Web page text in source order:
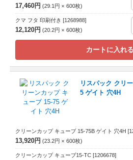
17,460円 29.1円 600枚
クマ フタ 印刷付き [1268988]
12,120円 20.2円 600枚
カートに入れる
リスパック クリ
5 ゲイト 穴4H
クリーンカップ キューブ 15-75B ゲイト 穴4H
13,920円 23.2円 600枚
クリーンカップ キューブ15-TC [1206678]